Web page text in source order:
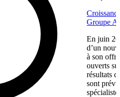
Groupe
En juin
d’un
à son
ouverts
résultats
sont